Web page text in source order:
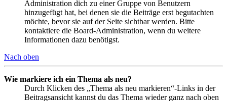
Administration dich zu einer Gruppe von Benutzern
hinzugefügt hat, bei denen sie die Beiträge erst begutachten
möchte, bevor sie auf der Seite sichtbar werden. Bitte
kontaktiere die Board-Administration, wenn du weitere
Informationen dazu benötigst.
Nach oben
Wie markiere ich ein Thema als neu?
Durch Klicken des „Thema als neu markieren“-Links in der
Beitragsansicht kannst du das Thema wieder ganz nach oben